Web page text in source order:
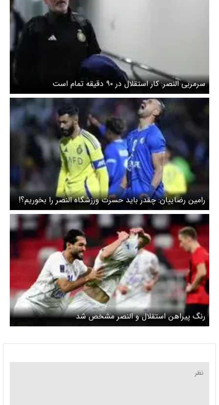
سرمربی النصر: کار استقلال در ۹۰ دقیقه تمام است
رامین رضاییان: چقدر باید حسرت ورزشگاه النصر را بخوریم؟!
رنگ پیراهن استقلال و النصر مشخص شد